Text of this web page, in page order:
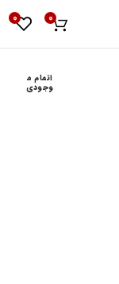
0
0
اتمام م
وجودی